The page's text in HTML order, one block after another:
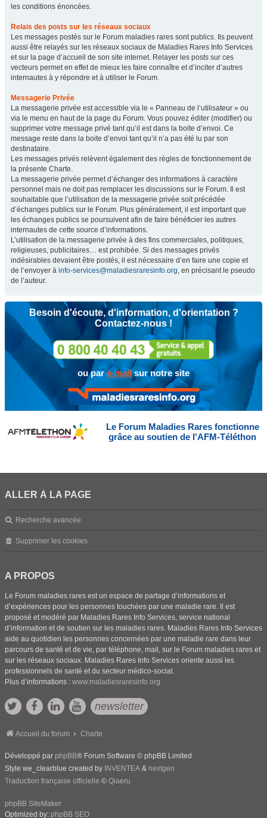
les conditions énoncées.
Relais des posts sur les réseaux sociaux
Les messages postés sur le Forum maladies rares sont publics. Ils peuvent
aussi être relayés sur les réseaux sociaux de Maladies Rares Info Services
et sur la page d’accueil de son site internet. Relayer les posts sur ces
vecteurs permet en effet de mieux les faire connaître et d’inciter d’autres
internautes à y répondre et à utiliser le Forum.
Messagerie Privée
La messagerie privée est accessible via le « Panneau de l’utilisateur » ou
via le menu en haut de la page du Forum. Vous pouvez éditer (modifier) ou
supprimer votre message privé tant qu’il est dans la boite d’envoi. Ce
message reste dans la boite d’envoi tant qu’il n’a pas été lu par son
destinataire.
Les messages privés relèvent également des règles de fonctionnement de
la présente Charte.
La messagerie privée permet d’échanger des informations à caractère
personnel mais ne doit pas remplacer les discussions sur le Forum. Il est
souhaitable que l’utilisation de la messagerie privée soit précédée
d’échanges publics sur le Forum. Plus généralement, il est important que
les échanges publics se poursuivent afin de faire bénéficier les autres
internautes de cette source d’informations.
L’utilisation de la messagerie privée à des fins commerciales, politiques,
religieuses, publicitaires… est prohibée. Si des messages privés
indésirables devaient être postés, il est nécessaire d’en faire une copie et
de l’envoyer à info-services@maladiesraresinfo.org, en précisant le pseudo
de l’auteur.
Besoin d'écoute, d'information, d'orientation ?
Contactez-nous !
ou pare-mailsur notre site
Le Forum Maladies Rares fonctionne
grâce au soutien de l'AFM-Téléthon
ALLER À LA PAGE
Recherche avancée
Supprimer les cookies
A PROPOS
Le Forum maladies rares est un espace de partage d’informations et
d’expériences pour les personnes touchées par une maladie rare. Il est
proposé et modéré par Maladies Rares Info Services, service national
d’information et de soutien sur les maladies rares. Maladies Rares Info Services
aide au quotidien les personnes concernées par une maladie rare dans leur
parcours de santé et de vie, par téléphone, mail, sur le Forum maladies rares et
sur les réseaux sociaux. Maladies Rares Info Services oriente aussi les
professionnels de santé et du secteur médico-social.
Plus d’informations : www.maladiesraresinfo.org
newsletter
Accueil du forum Charte
Développé par phpBB® Forum Software © phpBB Limited
Style we_clearblue created by INVENTEA & nextgen
Traduction française officielle © Qiaeru
phpBB SiteMaker
Optimized by: phpBB SEO